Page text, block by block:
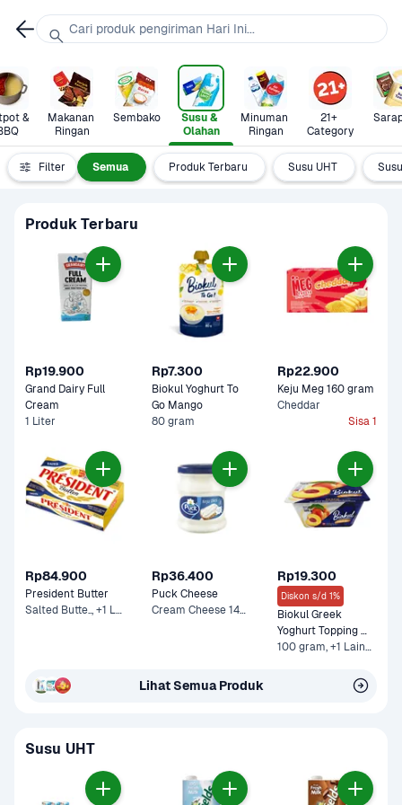
&
Makanan
Ringan
Sembako
Susu &
Olahan
Minuman
Ringan
21+
Category
Filter Semua Produk Terbaru Susu UHT
Produk Terbaru
Rp19.900
Grand Dairy Full
1 Liter
Rp7.300
Biokul Yoghurt To
Go Mango
80 gram
Rp22.900
Keju Meg 160 gram
Cheddar
Sisa 1
Rp84.900
President Butter
Salted Butte.., +1 Lainnya
Rp36.400
Puck Cheese
Cream Cheese 140 g
Rp19.300
Diskon s/d 1%
Biokul Greek
Yoghurt Topping
Peach
100 gram, +1 Lainnya
Lihat Semua Produk
Susu UHT
Cari produk pengiriman Hari Ini...